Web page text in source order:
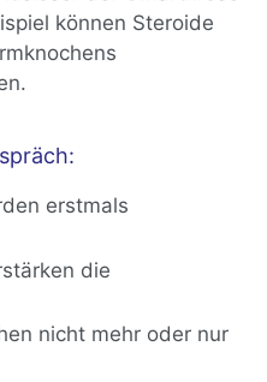
können Steroide
erstmals
die
nicht mehr oder nur